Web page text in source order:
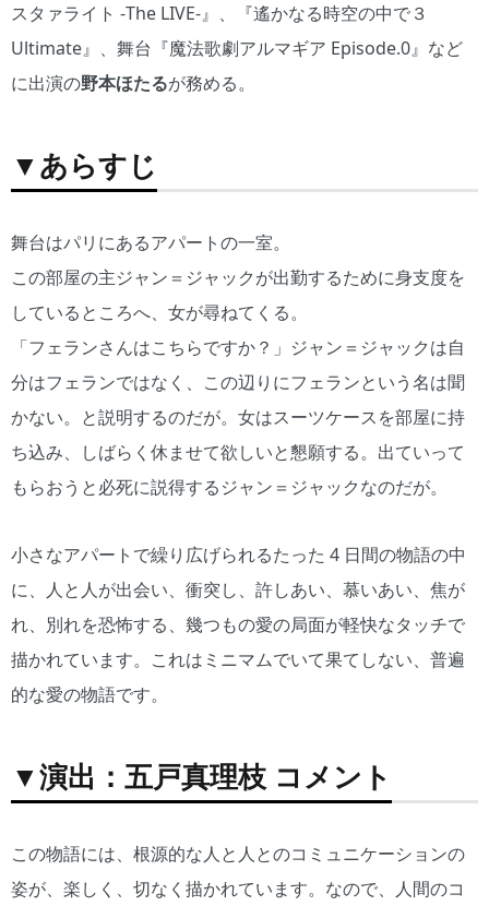
スタァライト -The LIVE-』、『遙かなる時空の中で３
Ultimate』、舞台『魔法歌劇アルマギア Episode.0』など
に出演の野本ほたるが務める。
▼あらすじ
舞台はパリにあるアパートの一室。
この部屋の主ジャン＝ジャックが出勤するために身支度を
しているところへ、女が尋ねてくる。
「フェランさんはこちらですか？」ジャン＝ジャックは自
分はフェランではなく、この辺りにフェランという名は聞
かない。と説明するのだが。女はスーツケースを部屋に持
ち込み、しばらく休ませて欲しいと懇願する。出ていって
もらおうと必死に説得するジャン＝ジャックなのだが。
小さなアパートで繰り広げられるたった 4 日間の物語の中
に、人と人が出会い、衝突し、許しあい、慕いあい、焦が
れ、別れを恐怖する、幾つもの愛の局面が軽快なタッチで
描かれています。これはミニマムでいて果てしない、普遍
的な愛の物語です。
▼演出：五戸真理枝 コメント
この物語には、根源的な人と人とのコミュニケーションの
姿が、楽しく、切なく描かれています。なので、人間のコ